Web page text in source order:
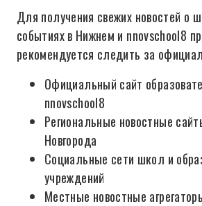
Для получения свежих новостей о
событиях в Нижнем и nnovschool8
рекомендуется следить за
Официальный сайт
nnovschool8
Региональные новостные
Новгорода
Социальные сети школ и
учреждений
Местные новостные